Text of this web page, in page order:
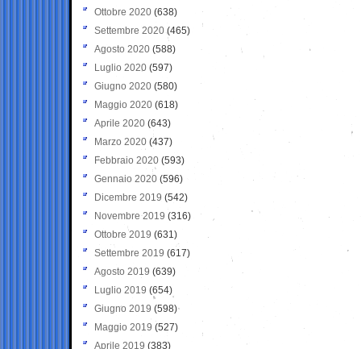
Ottobre 2020 (638)
Settembre 2020(465)
Agosto 2020 (588)
Luglio 2020 (597)
Giugno 2020 (580)
Maggio 2020 (618)
Aprile 2020 (643)
Marzo 2020 (437)
Febbraio 2020 (593)
Gennaio 2020 (596)
Dicembre 2019 (542)
Novembre 2019 (316)
Ottobre 2019 (631)
Settembre 2019 (617)
Agosto 2019 (639)
Luglio 2019 (654)
Giugno 2019 (598)
Maggio 2019 (527)
Aprile 2019 (383)